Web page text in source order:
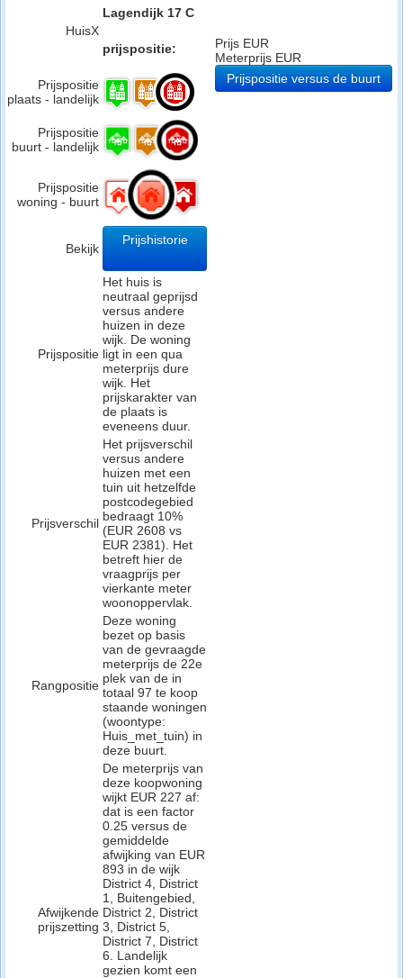
HuisX
Lagendijk 17 C
prijspositie:
Prijspositie
plaats - landelijk
Prijspositie
buurt - landelijk
Prijspositie
woning - buurt
Bekijk
Prijshistorie
Prijspositie
Het huis is
neutraal geprijsd
versus andere
huizen in deze
wijk. De woning
ligt in een qua
meterprijs dure
wijk. Het
prijskarakter van
de plaats is
eveneens duur.
Prijsverschil
Het prijsverschil
versus andere
huizen met een
tuin uit hetzelfde
postcodegebied
bedraagt 10%
(EUR 2608 vs
EUR 2381). Het
betreft hier de
vraagprijs per
vierkante meter
woonoppervlak.
Rangpositie
Deze woning
bezet op basis
van de gevraagde
meterprijs de 22e
plek van de in
totaal 97 te koop
staande woningen
(woontype:
Huis_met_tuin) in
deze buurt.
Afwijkende
prijszetting
De meterprijs van
deze koopwoning
wijkt EUR 227 af:
dat is een factor
0.25 versus de
gemiddelde
afwijking van EUR
893 in de wijk
District 4, District
1, Buitengebied,
District 2, District
3, District 5,
District 7, District
6. Landelijk
gezien komt een
Prijs EUR
Meterprijs EUR
Prijspositie versus de buurt